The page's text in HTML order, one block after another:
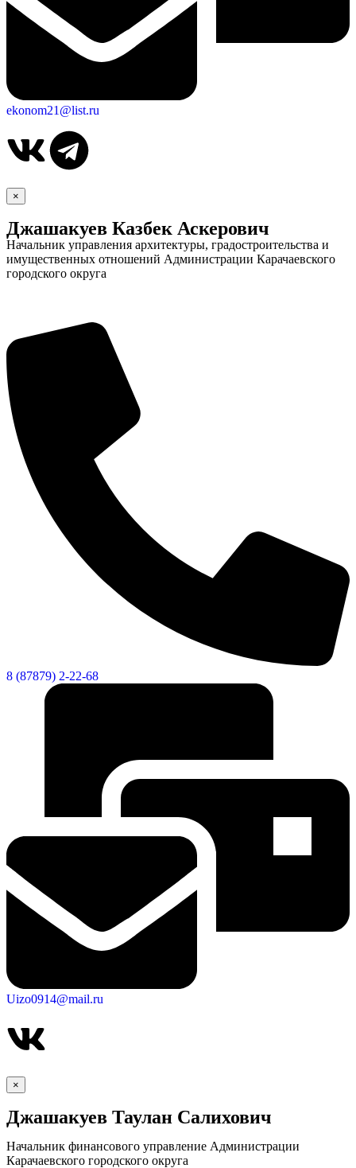
КСП КГО
ekonom21@list.ru
×
Джашакуев Казбек Аскерович
Начальник управления архитектуры, градостроительства и
имущественных отношений Администрации Карачаевского
городского округа
8 (87879) 2-22-68
Uizo0914@mail.ru
×
Джашакуев Таулан Салихович
Начальник финансового управление Администрации
Карачаевского городского округа